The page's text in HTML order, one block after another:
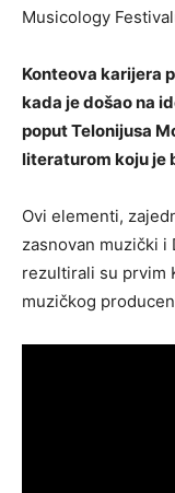
Musicology
Konteova karijera
kada je došao na
poput Telonijusa
literaturom koju je
Ovi elementi,
zasnovan muzički i
rezultirali su prvim
muzičkog